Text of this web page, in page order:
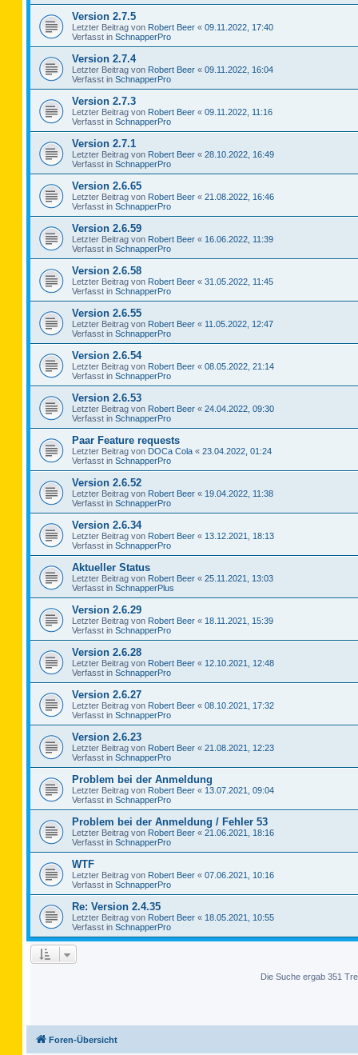
Version 2.7.5
Letzter Beitrag von Robert Beer « 09.11.2022, 17:40
Verfasst in SchnapperPro
Version 2.7.4
Letzter Beitrag von Robert Beer « 09.11.2022, 16:04
Verfasst in SchnapperPro
Version 2.7.3
Letzter Beitrag von Robert Beer « 09.11.2022, 11:16
Verfasst in SchnapperPro
Version 2.7.1
Letzter Beitrag von Robert Beer « 28.10.2022, 16:49
Verfasst in SchnapperPro
Version 2.6.65
Letzter Beitrag von Robert Beer « 21.08.2022, 16:46
Verfasst in SchnapperPro
Version 2.6.59
Letzter Beitrag von Robert Beer « 16.06.2022, 11:39
Verfasst in SchnapperPro
Version 2.6.58
Letzter Beitrag von Robert Beer « 31.05.2022, 11:45
Verfasst in SchnapperPro
Version 2.6.55
Letzter Beitrag von Robert Beer « 11.05.2022, 12:47
Verfasst in SchnapperPro
Version 2.6.54
Letzter Beitrag von Robert Beer « 08.05.2022, 21:14
Verfasst in SchnapperPro
Version 2.6.53
Letzter Beitrag von Robert Beer « 24.04.2022, 09:30
Verfasst in SchnapperPro
Paar Feature requests
Letzter Beitrag von DOCa Cola « 23.04.2022, 01:24
Verfasst in SchnapperPro
Version 2.6.52
Letzter Beitrag von Robert Beer « 19.04.2022, 11:38
Verfasst in SchnapperPro
Version 2.6.34
Letzter Beitrag von Robert Beer « 13.12.2021, 18:13
Verfasst in SchnapperPro
Aktueller Status
Letzter Beitrag von Robert Beer « 25.11.2021, 13:03
Verfasst in SchnapperPlus
Version 2.6.29
Letzter Beitrag von Robert Beer « 18.11.2021, 15:39
Verfasst in SchnapperPro
Version 2.6.28
Letzter Beitrag von Robert Beer « 12.10.2021, 12:48
Verfasst in SchnapperPro
Version 2.6.27
Letzter Beitrag von Robert Beer « 08.10.2021, 17:32
Verfasst in SchnapperPro
Version 2.6.23
Letzter Beitrag von Robert Beer « 21.08.2021, 12:23
Verfasst in SchnapperPro
Problem bei der Anmeldung
Letzter Beitrag von Robert Beer « 13.07.2021, 09:04
Verfasst in SchnapperPro
Problem bei der Anmeldung / Fehler 53
Letzter Beitrag von Robert Beer « 21.06.2021, 18:16
Verfasst in SchnapperPro
WTF
Letzter Beitrag von Robert Beer « 07.06.2021, 10:16
Verfasst in SchnapperPro
Re: Version 2.4.35
Letzter Beitrag von Robert Beer « 18.05.2021, 10:55
Verfasst in SchnapperPro
Die Suche ergab 351
Foren-Übersicht